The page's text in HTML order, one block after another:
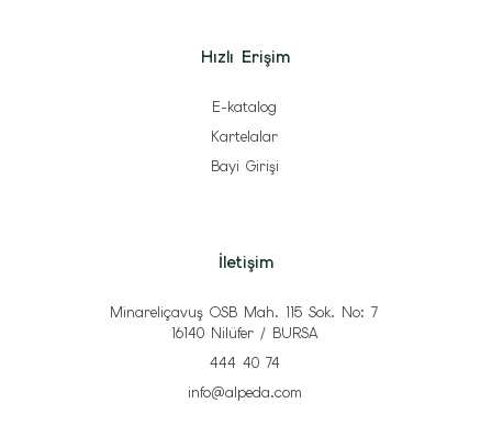
Hızlı Erişim
E-katalog
Kartelalar
Bayi Girişi
İletişim
Minareliçavuş OSB Mah. 115 Sok. No: 7
16140 Nilüfer / BURSA
444 40 74
info@alpeda.com